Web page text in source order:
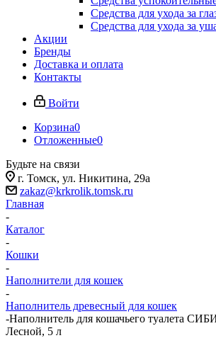
Средства для ухода за
Средства для ухода за
Акции
Бренды
Доставка и оплата
Контакты
Войти
Корзина0
Отложенные0
Будьте на связи
г. Томск, ​ул. Никитина, 29а
zakaz@krkrolik.tomsk.ru
Главная
-
Каталог
-
Кошки
-
Наполнители для кошек
-
Наполнитель древесный для кошек
-Наполнитель для кошачьего туалета
Лесной, 5 л